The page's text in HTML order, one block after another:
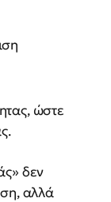
ώστε
δεν
αλλά